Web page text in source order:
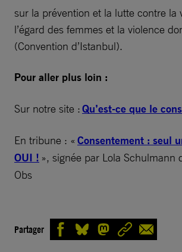
sur la prévention et la lutte contre la
l’égard des femmes et la violence
(Convention d’Istanbul).
Pour aller plus loin :
Sur notre site :Qu’est-ce que le
En tribune : « Consentement : seul
OUI ! », signée par Lola Schulmann
Obs
Partager